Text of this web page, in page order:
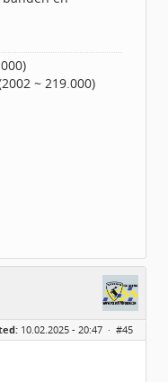
~ 219.000)
10.02.2025 - 20:47 · #45